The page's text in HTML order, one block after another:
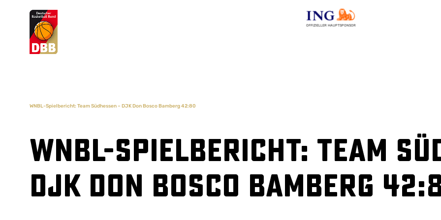
OFFIZIELLER HAUPTSPONSOR
Suchvorschläge
WNBL-Spielbericht: Team Südhessen – DJK Don Bosco Bamberg 42:80
WNBL-Spielbericht: Team
DJK Don Bosco Bamberg